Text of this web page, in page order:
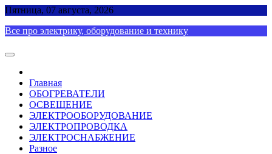
Skip
content
Пятница, 07 августа, 2026
Все про электрику, оборудование и технику
Главная
ОБОГРЕВАТЕЛИ
ОСВЕЩЕНИЕ
ЭЛЕКТРООБОРУДОВАНИЕ
ЭЛЕКТРОПРОВОДКА
ЭЛЕКТРОСНАБЖЕНИЕ
Разное